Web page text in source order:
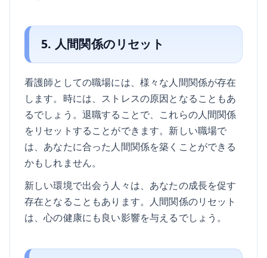
5. 人間関係のリセット
看護師としての職場には、様々な人間関係が存在
します。時には、ストレスの原因となることもあ
るでしょう。退職することで、これらの人間関係
をリセットすることができます。新しい職場で
は、あなたに合った人間関係を築くことができる
かもしれません。
新しい環境で出会う人々は、あなたの成長を促す
存在となることもあります。人間関係のリセット
は、心の健康にも良い影響を与えるでしょう。